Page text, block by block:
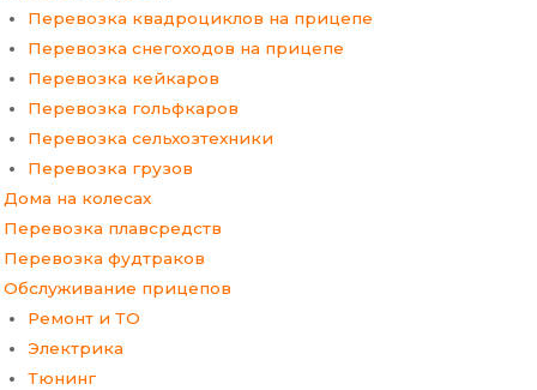
Перевозка квадроциклов на прицепе
Перевозка снегоходов на прицепе
Перевозка кейкаров
Перевозка гольфкаров
Перевозка сельхозтехники
Перевозка грузов
Дома на колесах
Перевозка плавсредств
Перевозка фудтраков
Обслуживание прицепов
Ремонт и ТО
Электрика
Тюнинг